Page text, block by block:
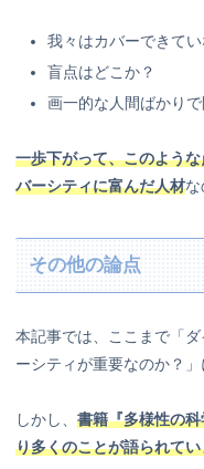
我々はカバーできて
盲点はどこか？
画一的な人間ばかり
一歩下がって、このよう
バーシティに富んだ人材な
その他の論点
本記事では、ここまで「
ーシティが重要なのか？」
しかし、 書籍『多様性の
り多くのことが語られて